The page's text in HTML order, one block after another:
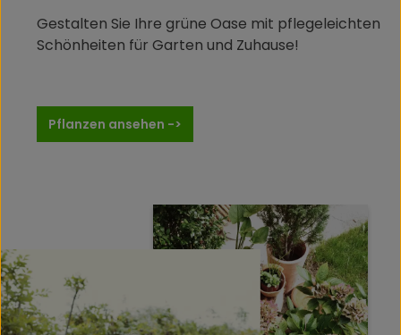
Gestalten Sie Ihre grüne Oase mit pflegeleichten
Schönheiten für Garten und Zuhause!
Pflanzen ansehen ->